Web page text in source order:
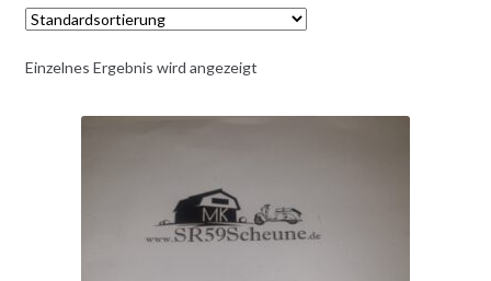
Einzelnes Ergebnis wird angezeigt